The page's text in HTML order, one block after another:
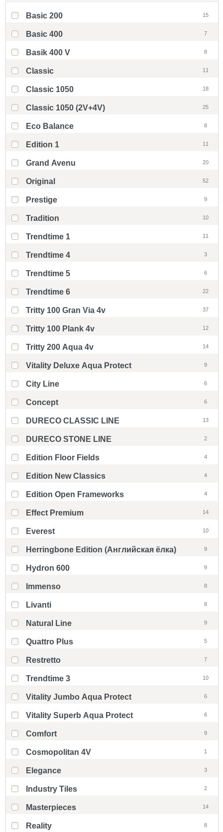
Basic 200 15
Basic 400 7
Basik 400 V 8
Classic 11
Classic 1050 18
Classic 1050 (2V+4V) 25
Eco Balance 8
Edition 1 11
Grand Avenu 20
Original 52
Prestige 9
Tradition 10
Trendtime 1 11
Trendtime 4 3
Trendtime 5 6
Trendtime 6 22
Tritty 100 Gran Via 4v 37
Tritty 100 Plank 4v 12
Tritty 200 Aqua 4v 14
Vitality Deluxe Aqua Protect 9
City Line 6
Concept 6
DURECO CLASSIC LINE 13
DURECO STONE LINE 2
Edition Floor Fields 4
Edition New Classics 4
Edition Open Frameworks 4
Effect Premium 14
Everest 10
Herringbone Edition (Английская ёлка) 9
Hydron 600 9
Immenso 8
Livanti 8
Natural Line 9
Quattro Plus 5
Restretto 7
Trendtime 3 10
Vitality Jumbo Aqua Protect 6
Vitality Superb Aqua Protect 6
Comfort 9
Cosmopolitan 4V 1
Elegance 3
Industry Tiles 2
Masterpieces 14
Reality 8